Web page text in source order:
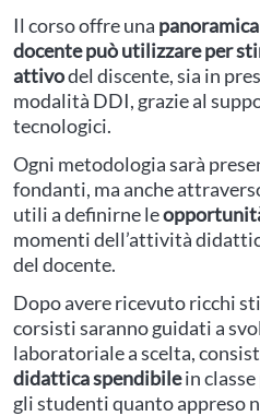
Il corso offre una
docente può utilizzare per
attivodel discente, sia in
modalità DDI, grazie al
tecnologici.
Ogni metodologia sarà
fondanti, ma anche
utili a definirne le
momenti dell’attività
del docente.
Dopo avere ricevuto ricchi
corsisti saranno guidati a
laboratoriale a scelta,
didattica spendibilein
gli studenti quanto appreso